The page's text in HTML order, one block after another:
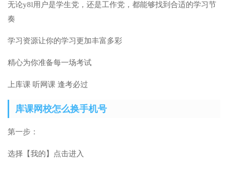
无论y8l用户是学生党，还是工作党，都能够找到合适的学习节
奏
学习资源让你的学习更加丰富多彩
精心为你准备每一场考试
上库课 听网课 逢考必过
库课网校怎么换手机号
第一步：
选择【我的】点击进入